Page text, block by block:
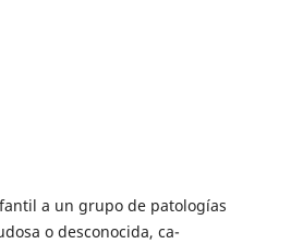
a un grupo de patologías
o desconocida, ca-